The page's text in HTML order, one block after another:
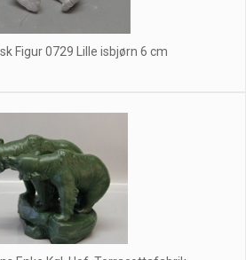
Figur 0729 Lille isbjørn 6 cm